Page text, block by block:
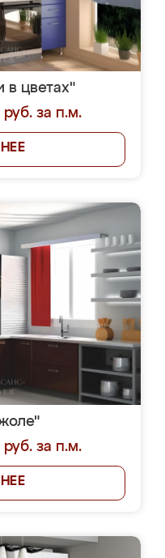
в цветах"
за п.м.
за п.м.